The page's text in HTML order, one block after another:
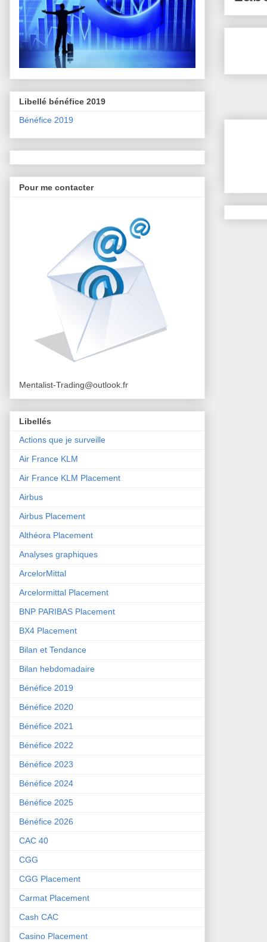
Libellé bénéfice 2019
Bénéfice 2019
Pour me contacter
Mentalist-Trading@outlook.fr
Libellés
Actions que je surveille
Air France KLM
Air France KLM Placement
Airbus
Airbus Placement
Althéora Placement
Analyses graphiques
ArcelorMittal
Arcelormittal Placement
BNP PARIBAS Placement
BX4 Placement
Bilan et Tendance
Bilan hebdomadaire
Bénéfice 2019
Bénéfice 2020
Bénéfice 2021
Bénéfice 2022
Bénéfice 2023
Bénéfice 2024
Bénéfice 2025
Bénéfice 2026
CAC 40
CGG
CGG Placement
Carmat Placement
Cash CAC
Casino Placement